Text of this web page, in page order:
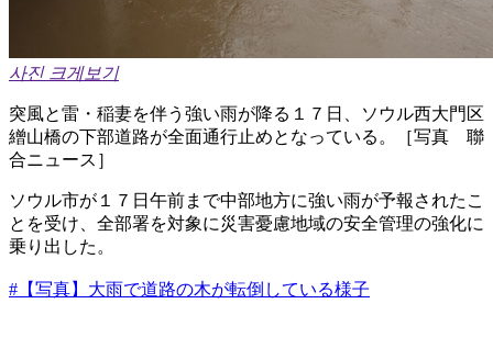
사진 크게보기
突風と雷・稲妻を伴う強い雨が降る１７日、ソウル西大門区
繒山橋の下部道路が全面通行止めとなっている。［写真 聯
合ニュース］
ソウル市が１７日午前まで中部地方に強い雨が予報されたこ
とを受け、全部署を対象に災害憂慮地域の安全管理の強化に
乗り出した。
#【写真】大雨で道路の木が転倒している様子